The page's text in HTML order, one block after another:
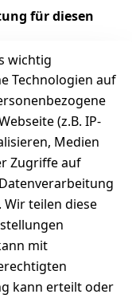
für diesen
wichtig
Technologien auf
(z.B. IP-
Medien
Zugriffe auf
teilen diese
mit
kann erteilt oder
Zahle
bequem per